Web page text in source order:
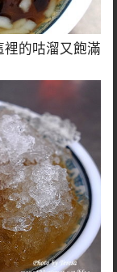
的咕溜又飽滿